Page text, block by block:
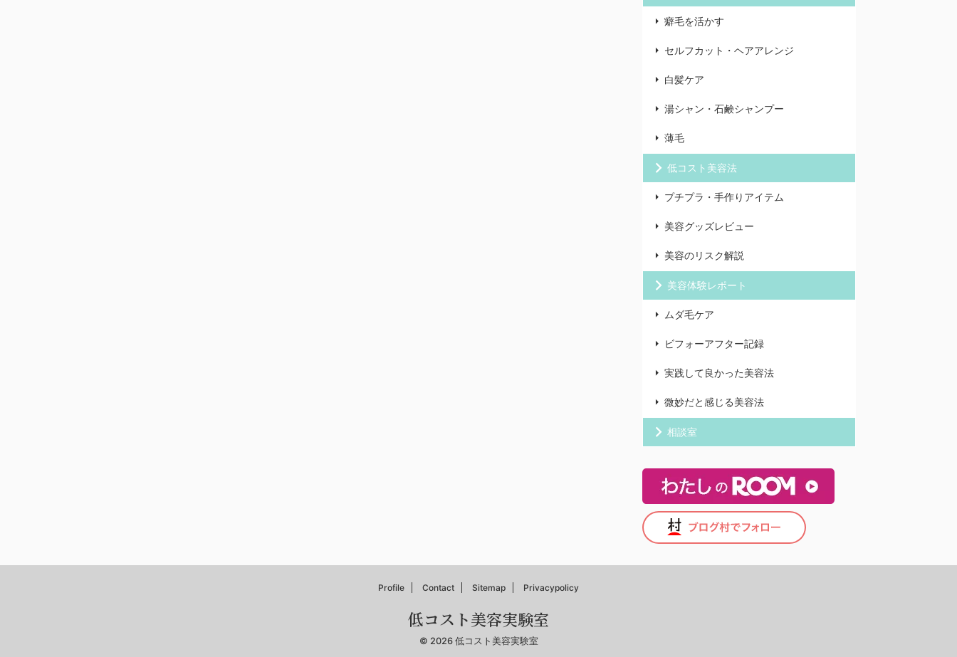
癖毛を活かす
セルフカット・ヘアアレンジ
白髪ケア
湯シャン・石鹸シャンプー
薄毛
低コスト美容法
プチプラ・手作りアイテム
美容グッズレビュー
美容のリスク解説
美容体験レポート
ムダ毛ケア
ビフォーアフター記録
実践して良かった美容法
微妙だと感じる美容法
相談室
Profile Contact Sitemap Privacypolicy
低コスト美容実験室
© 2026 低コスト美容実験室